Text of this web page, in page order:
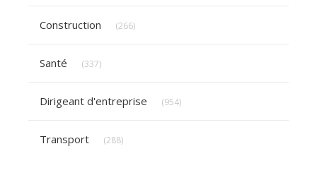
Construction (266)
Santé (337)
Dirigeant d'entreprise (954)
Transport (288)